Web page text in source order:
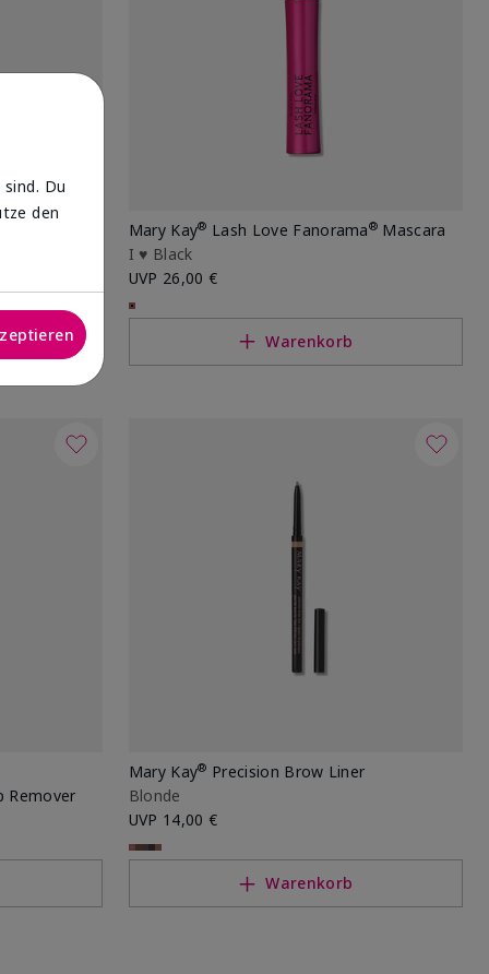
Mary Kay® Lash Love Fanorama® Mascara
I ♥ Black
UVP 26,00 €
Warenkorb
Remover
Mary Kay® Precision Brow Liner
Blonde
UVP 14,00 €
Warenkorb
Du
den